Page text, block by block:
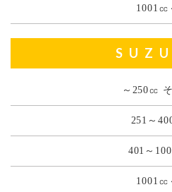
1001㏄
～250㏄
251～
401～
1001㏄